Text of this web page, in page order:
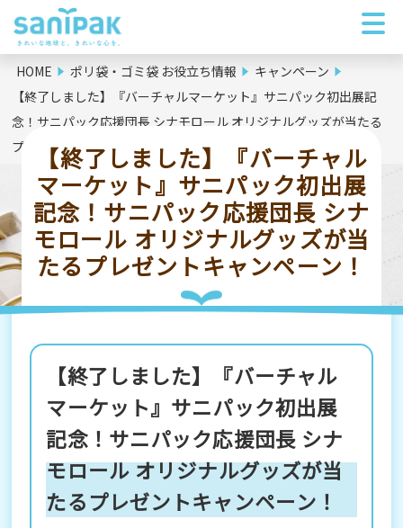
HOME ポリ袋・ゴミ袋 お役立ち情報
キャンペーン
【終了しました】『バーチャルマーケット』サニパック初出展記
念！サニパック応援団長 シナモロール オリジナルグッズが当たる
プレゼントキャンペーン！
【終了しました】『バーチャル
マーケット』サニパック初出展
記念！サニパック応援団長 シナ
モロール オリジナルグッズが当
たるプレゼントキャンペーン！
【終了しました】『バーチャル
マーケット』サニパック初出展
記念！サニパック応援団長 シナ
モロール オリジナルグッズが当
たるプレゼントキャンペーン！